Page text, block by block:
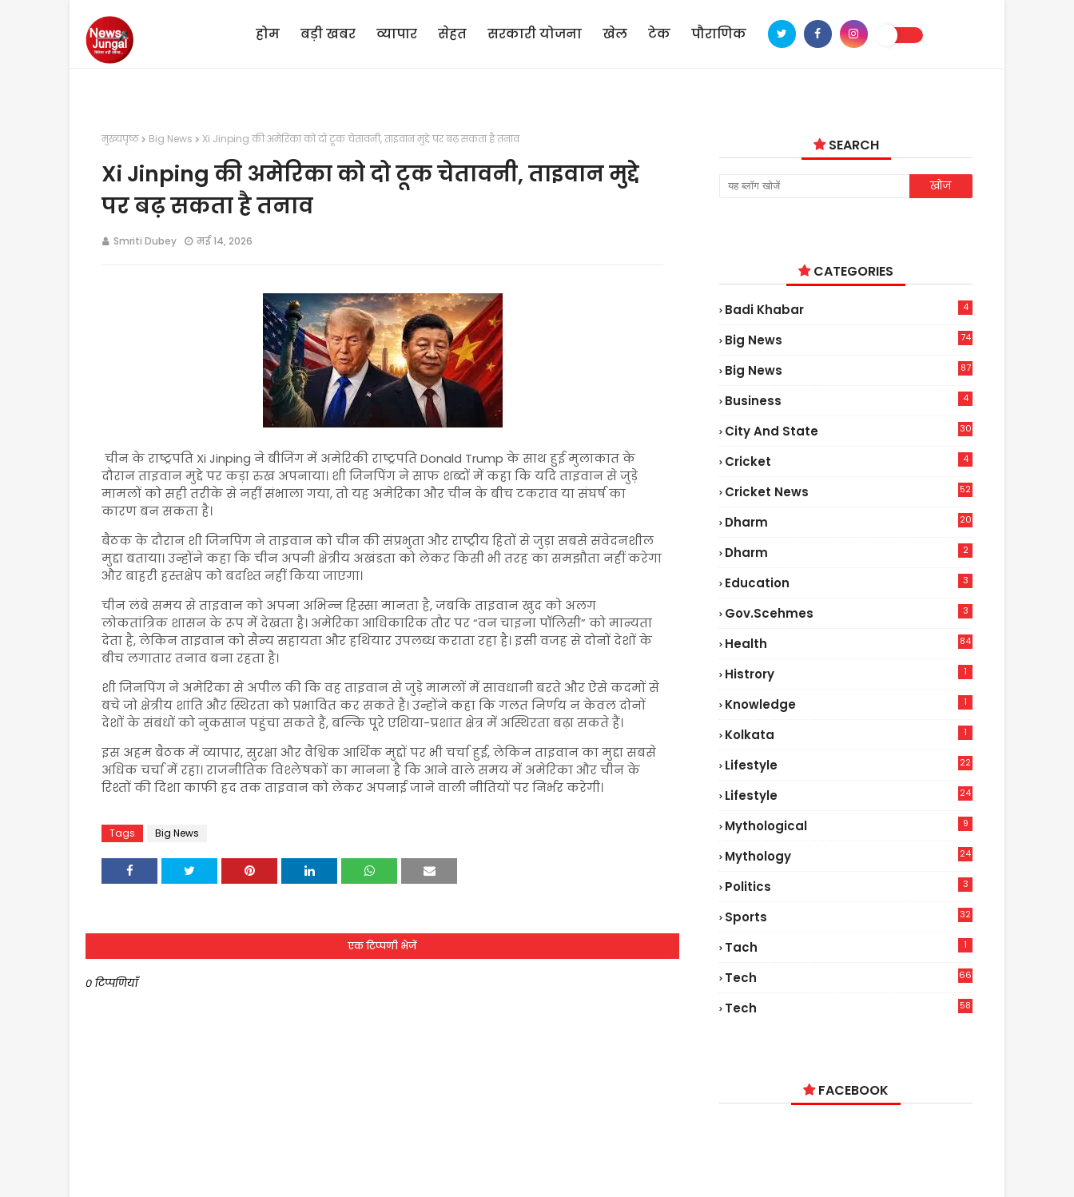
होम बड़ी खबर व्यापार सेहत सरकारी योजना खेल टेक पौराणिक
मुख्यपृष्ठ Big News Xi Jinping की अमेरिका को दो टूक चेतावनी, ताइवान मुद्दे पर बढ़ सकता है तनाव
Xi Jinping की अमेरिका को दो टूक चेतावनी, ताइवान मुद्दे
पर बढ़ सकता है तनाव
Smriti Dubey मई 14, 2026
चीन के राष्ट्रपति Xi Jinping ने बीजिंग में अमेरिकी राष्ट्रपतिDonald Trump के साथ हुई मुलाकात के
दौरान ताइवान मुद्दे पर कड़ा रुख अपनाया। शी जिनपिंग ने साफ शब्दों में कहा कि यदि ताइवान से जुड़े
मामलों को सही तरीके से नहीं संभाला गया, तो यह अमेरिका और चीन के बीच टकराव या संघर्ष का
कारण बन सकता है।
बैठक के दौरान शी जिनपिंग ने ताइवान को चीन की संप्रभुता और राष्ट्रीय हितों से जुड़ा सबसे संवेदनशील
मुद्दा बताया। उन्होंने कहा कि चीन अपनी क्षेत्रीय अखंडता को लेकर किसी भी तरह का समझौता नहीं करेगा
और बाहरी हस्तक्षेप को बर्दाश्त नहीं किया जाएगा।
चीन लंबे समय से ताइवान को अपना अभिन्न हिस्सा मानता है, जबकि ताइवान खुद को अलग
लोकतांत्रिक शासन के रूप में देखता है। अमेरिका आधिकारिक तौर पर “वन चाइना पॉलिसी” को मान्यता
देता है, लेकिन ताइवान को सैन्य सहायता और हथियार उपलब्ध कराता रहा है। इसी वजह से दोनों देशों के
बीच लगातार तनाव बना रहता है।
शी जिनपिंग ने अमेरिका से अपील की कि वह ताइवान से जुड़े मामलों में सावधानी बरते और ऐसे कदमों से
बचे जो क्षेत्रीय शांति और स्थिरता को प्रभावित कर सकते हैं। उन्होंने कहा कि गलत निर्णय न केवल दोनों
देशों के संबंधों को नुकसान पहुंचा सकते हैं, बल्कि पूरे एशिया-प्रशांत क्षेत्र में अस्थिरता बढ़ा सकते हैं।
इस अहम बैठक में व्यापार, सुरक्षा और वैश्विक आर्थिक मुद्दों पर भी चर्चा हुई, लेकिन ताइवान का मुद्दा सबसे
अधिक चर्चा में रहा। राजनीतिक विश्लेषकों का मानना है कि आने वाले समय में अमेरिका और चीन के
रिश्तों की दिशा काफी हद तक ताइवान को लेकर अपनाई जाने वाली नीतियों पर निर्भर करेगी।
Tags Big News
एक टिप्पणी भेजें
0 टिप्पणियाँ
SEARCH
CATEGORIES
Badi Khabar 4
Big News
74
Big News
87
Business 4
City And State 30
Cricket 4
Cricket News
52
Dharm 20
Dharm 2
Education 3
Gov.scehmes 3
Health
84
Histrory 1
Knowledge 1
Kolkata 1
Lifestyle
22
Lifestyle
24
Mythological 9
Mythology 24
Politics 3
Sports 32
Tach 1
Tech
66
Tech
58
FACEBOOK